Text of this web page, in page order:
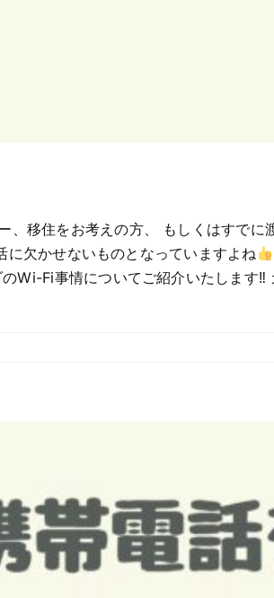
、移住をお考えの方、 もしくはすでに
欠かせないものとなっていますよね
Wi-Fi事情についてご紹介いたします